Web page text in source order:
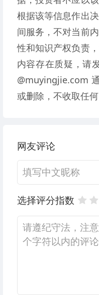
根据该等信息作出
间服务，不对当前
性和知识产权负责
内容存在质疑，请
@muyingjie.com
或删除，不收取任何
网友评论
选择评分指数